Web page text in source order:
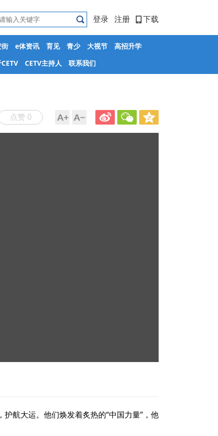
登录 注册 下载
e体资讯 育见 青少 大视节
高招升学
CETV主持人 联系我们
点赞 0
航大运。他们焕发着炙热的“中国力量”，他